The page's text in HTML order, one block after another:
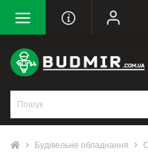
Будівельне обладнання